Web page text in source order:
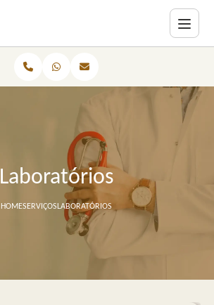
HOMESERVIÇOS LABORATÓRIOS
Laboratórios